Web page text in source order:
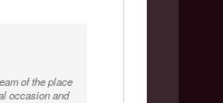
of the place
occasion and